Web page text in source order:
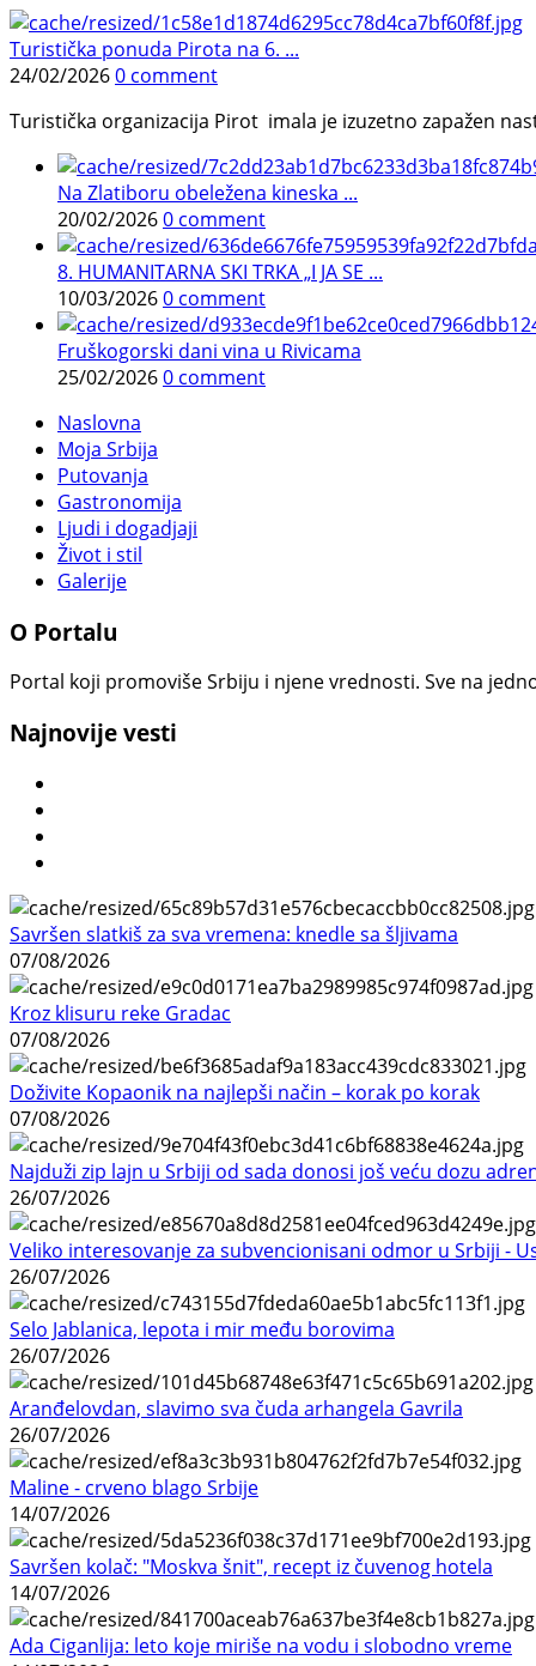
Turistička ponuda Pirota na 6. ...
24/02/20260 comment
Turistička organizacija Pirot imala je izuzetno zapažen
Na Zlatiboru obeležena kineska ...
20/02/20260 comment
8. HUMANITARNA SKI TRKA „I JA SE ...
10/03/20260 comment
Fruškogorski dani vina u Rivicama
25/02/20260 comment
Naslovna
Moja Srbija
Putovanja
Gastronomija
Ljudi i dogadjaji
Život i stil
Galerije
O Portalu
Portal koji promoviše Srbiju i njene vrednosti. Sve na
Najnovije vesti
Savršen slatkiš za sva vremena: knedle sa šljivama
07/08/2026
Kroz klisuru reke Gradac
07/08/2026
Doživite Kopaonik na najlepši način – korak po korak
07/08/2026
Najduži zip lajn u Srbiji od sada donosi još veću dozu
26/07/2026
Veliko interesovanje za subvencionisani odmor u Srbiji -
26/07/2026
Selo Jablanica, lepota i mir među borovima
26/07/2026
Aranđelovdan, slavimo sva čuda arhangela Gavrila
26/07/2026
Maline - crveno blago Srbije
14/07/2026
Savršen kolač: "Moskva šnit", recept iz čuvenog hotela
14/07/2026
Ada Ciganlija: leto koje miriše na vodu i slobodno vreme